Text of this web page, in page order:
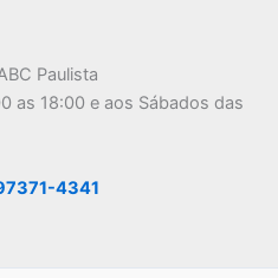
Paulista
as 18:00 e aos Sábados das
4341